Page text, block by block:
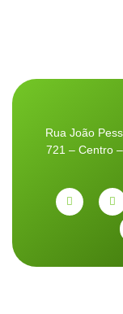
Rua João
721 – Centro